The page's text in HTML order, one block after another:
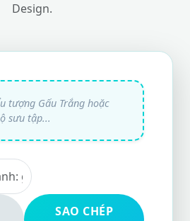
Design.
SAO CHÉP